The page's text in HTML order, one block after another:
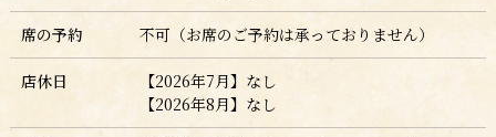
席の予約 不可（お席のご予約は承っておりません）
店休日
【2026年7月】なし
【2026年8月】なし